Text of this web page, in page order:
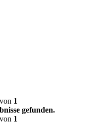
von 1
gefunden.
von 1